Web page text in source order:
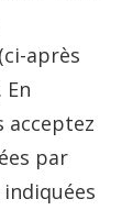
après
acceptez
par